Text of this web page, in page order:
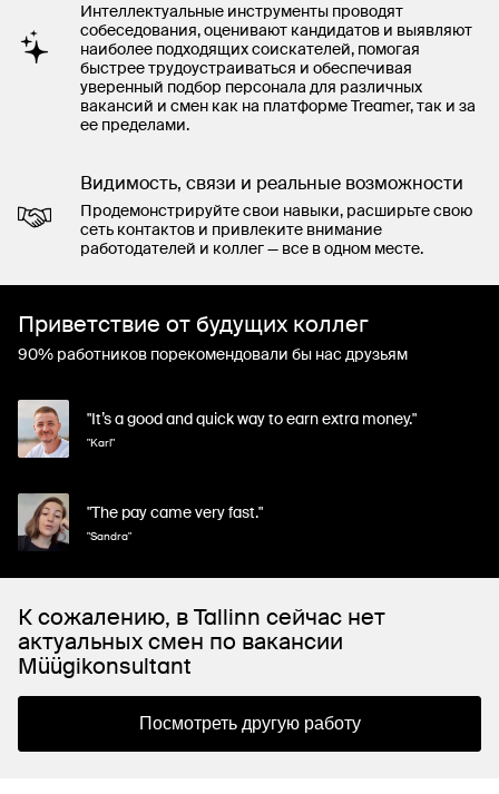
Интеллектуальные инструменты проводят
собеседования, оценивают кандидатов и выявляют
наиболее подходящих соискателей, помогая
быстрее трудоустраиваться и обеспечивая
уверенный подбор персонала для различных
вакансий и смен как на платформе Treamer, так и за
ее пределами.
Видимость, связи и реальные возможности
Продемонстрируйте свои навыки, расширьте свою
сеть контактов и привлеките внимание
работодателей и коллег — все в одном месте.
Приветствие от будущих коллег
90% работников порекомендовали бы нас друзьям
"It’s a good and quick way to earn extra money."
"Karl"
"The pay came very fast."
"Sandra"
К сожалению, в Tallinn сейчас нет
актуальных смен по вакансии
Müügikonsultant
Посмотреть другую работу